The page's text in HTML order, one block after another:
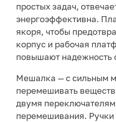
простых задач,
энергоэффективна.
якоря, чтобы
корпус и рабочая
повышают надежность
Мешалка — с сильным
перемешивать
двумя
перемешивания. Ручки